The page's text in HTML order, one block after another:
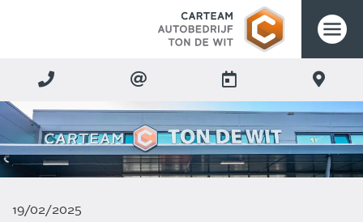
19/02/2025